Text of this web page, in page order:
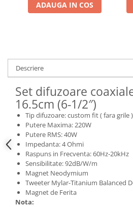
Alarme auto Alarme masina
Consumabile Service
Set clipsuri auto de plastic
Piese si accesorii
Amortizoare hayon
Accesorii auto
Incalzire scaune
Stergatoare auto
Paravanturi auto
Lumini ambientale
ADAUGA IN COS
Descriere
Set difuzoare
16.5cm (6-1/2″)
Tip difuzoare: custom fit ( fara grile )
Putere Maxima: 220W
Putere RMS: 40W
Impedanta: 4 Ohmi
Raspuns in Frecventa: 60Hz-20kHz
Sensibilitate: 92dB/W/m
Magnet Neodymium
Tweeter Mylar-Titanium Balanced
Magnet de Ferita
Nota: